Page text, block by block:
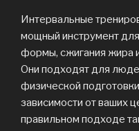
Интервальные
мощный инструмент
формы, сжигания жира
Они подходят для
физической
зависимости от ваших
правильном подходе